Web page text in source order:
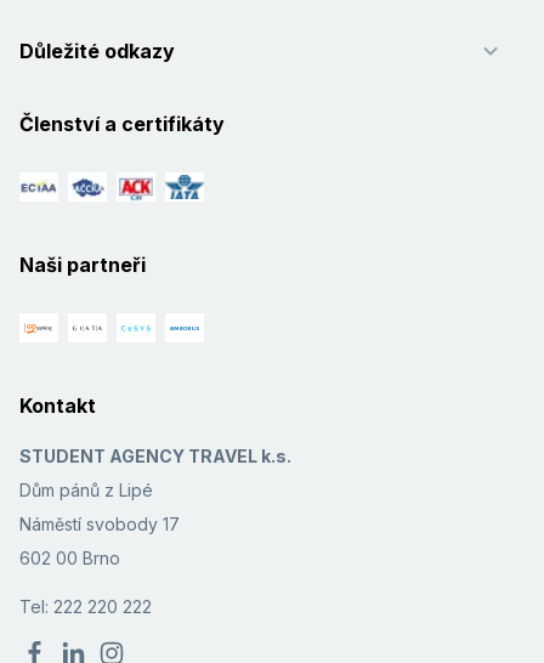
Důležité odkazy
Členství a certifikáty
Naši partneři
Kontakt
STUDENT AGENCY TRAVEL k.s.
Dům pánů z Lipé
Náměstí svobody 17
602 00 Brno
Tel: 222 220 222